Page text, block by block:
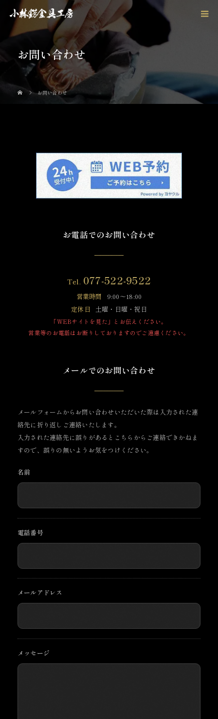
お問い合わせ
お問い合わせ
お電話でのお問い合わせ
Tel. 077-522-9522
営業時間
9:00～18:00
定休日
土曜・日曜・祝日
「WEBサイトを見た」とお伝えください。
営業等のお電話はお断りしておりますのでご遠慮ください。
メールでのお問い合わせ
メールフォームからお問い合わせいただいた際は入力された連
絡先に折り返しご連絡いたします。
入力された連絡先に誤りがあるとこちらからご連絡できかねま
すので、誤りの無いようお気をつけください。
名前
電話番号
メールアドレス
メッセージ